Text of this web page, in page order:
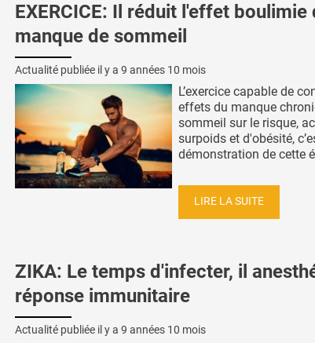
EXERCICE: Il réduit l'effet boulimie
manque de sommeil
Actualité publiée il y a 9 années 10 mois
L’exercice capable de
effets du manque
sommeil sur le risque,
surpoids et d'obésité,
démonstration de cette
LIRE LA SUITE
ZIKA: Le temps d'infecter, il
réponse immunitaire
Actualité publiée il y a 9 années 10 mois